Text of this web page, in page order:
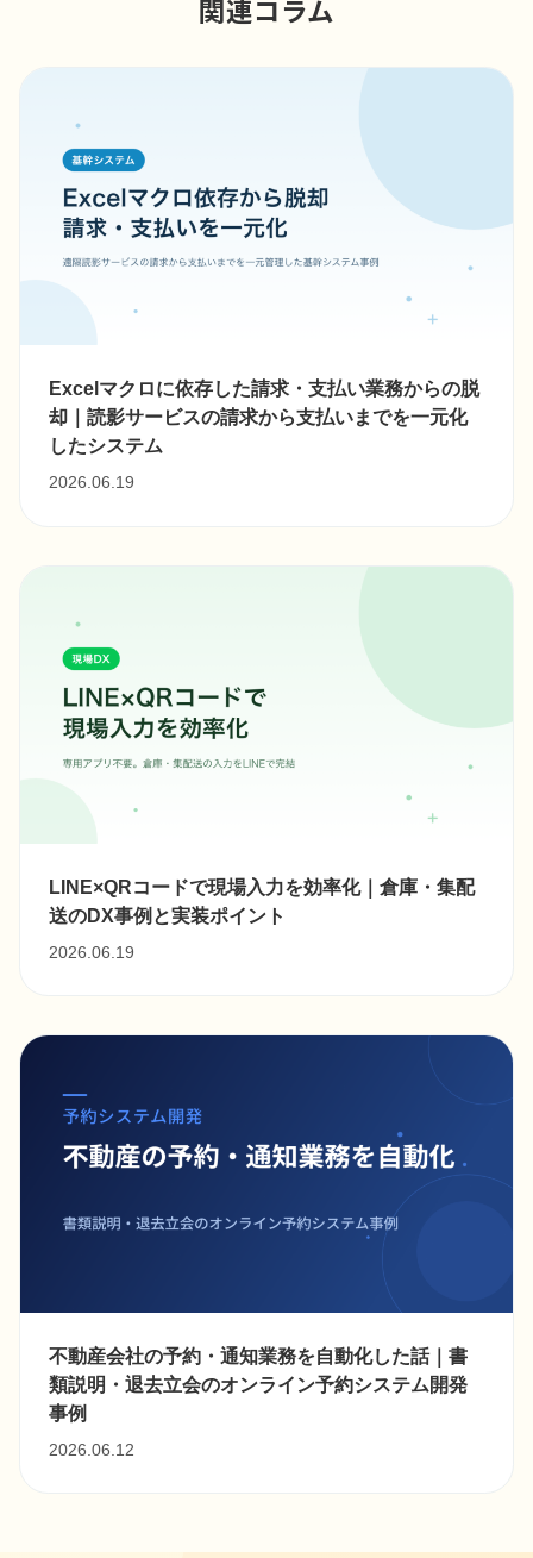
関連コラム
Excelマクロに依存した請求・支払い業務からの脱
却｜読影サービスの請求から支払いまでを一元化
したシステム
2026.06.19
LINE×QRコードで現場入力を効率化｜倉庫・集配
送のDX事例と実装ポイント
2026.06.19
不動産会社の予約・通知業務を自動化した話｜書
類説明・退去立会のオンライン予約システム開発
事例
2026.06.12